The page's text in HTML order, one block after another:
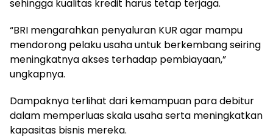
sehingga kualitas kredit harus tetap terjaga.
“BRI mengarahkan penyaluran KUR agar mampu
mendorong pelaku usaha untuk berkembang seiring
meningkatnya akses terhadap pembiayaan,”
ungkapnya.
Dampaknya terlihat dari kemampuan para debitur
dalam memperluas skala usaha serta meningkatkan
kapasitas bisnis mereka.